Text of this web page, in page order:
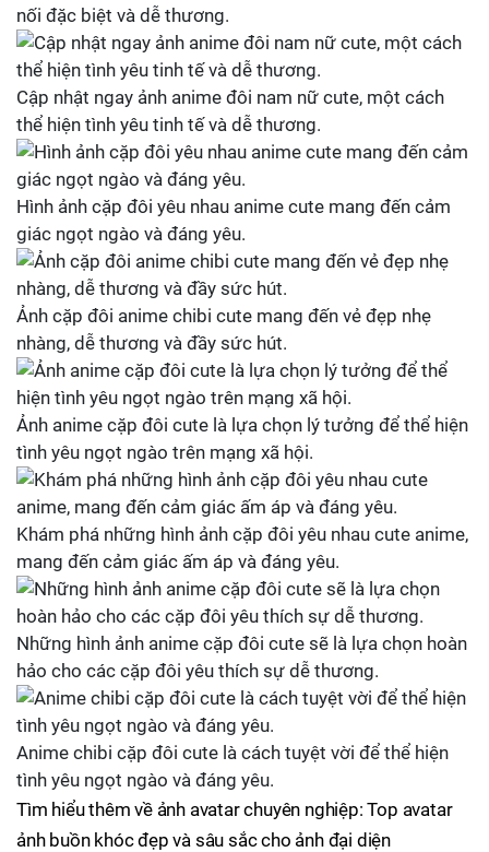
nối đặc biệt và dễ thương.
Cập nhật ngay ảnh anime đôi nam nữ cute, một cách
thể hiện tình yêu tinh tế và dễ thương.
Hình ảnh cặp đôi yêu nhau anime cute mang đến cảm
giác ngọt ngào và đáng yêu.
Ảnh cặp đôi anime chibi cute mang đến vẻ đẹp nhẹ
nhàng, dễ thương và đầy sức hút.
Ảnh anime cặp đôi cute là lựa chọn lý tưởng để thể hiện
tình yêu ngọt ngào trên mạng xã hội.
Khám phá những hình ảnh cặp đôi yêu nhau cute anime,
mang đến cảm giác ấm áp và đáng yêu.
Những hình ảnh anime cặp đôi cute sẽ là lựa chọn hoàn
hảo cho các cặp đôi yêu thích sự dễ thương.
Anime chibi cặp đôi cute là cách tuyệt vời để thể hiện
tình yêu ngọt ngào và đáng yêu.
Tìm hiểu thêm về ảnh avatar chuyên nghiệp: Top avatar
ảnh buồn khóc đẹp và sâu sắc cho ảnh đại diện